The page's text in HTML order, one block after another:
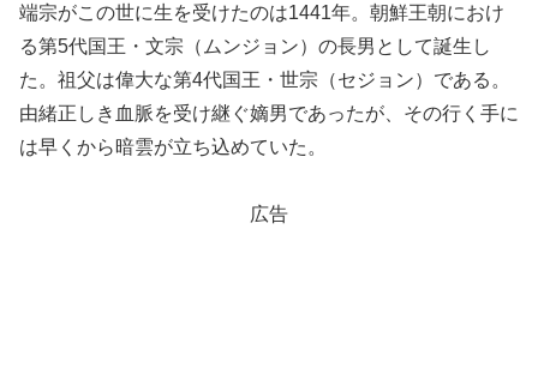
端宗がこの世に生を受けたのは1441年。朝鮮王朝におけ
る第5代国王・文宗（ムンジョン）の長男として誕生し
た。祖父は偉大な第4代国王・世宗（セジョン）である。
由緒正しき血脈を受け継ぐ嫡男であったが、その行く手に
は早くから暗雲が立ち込めていた。
広告